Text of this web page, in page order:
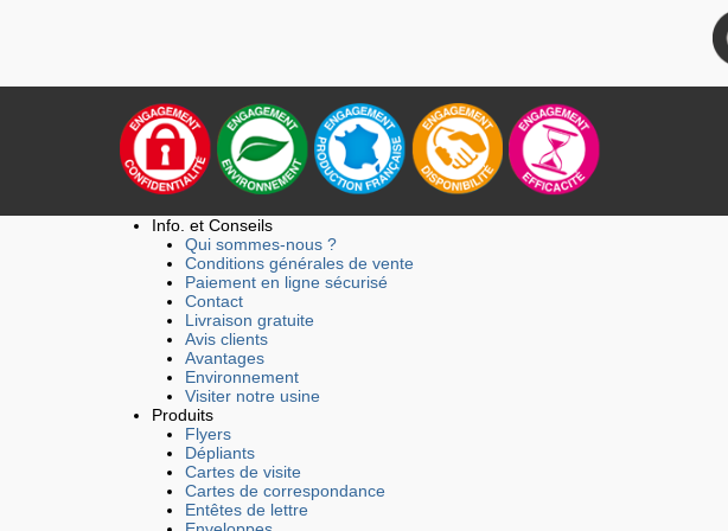
Info. et Conseils
Qui sommes-nous ?
Conditions générales de vente
Paiement en ligne sécurisé
Contact
Livraison gratuite
Avis clients
Avantages
Environnement
Visiter notre usine
Produits
Flyers
Dépliants
Cartes de visite
Cartes de correspondance
Entêtes de lettre